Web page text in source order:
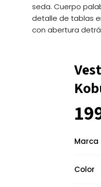
seda. Cuerpo
detalle de tablas
con abertura
Marca
Color